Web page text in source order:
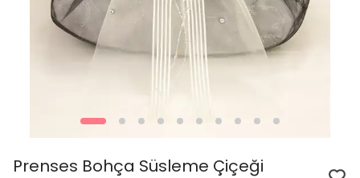
Prenses Bohça Süsleme Çiçeği